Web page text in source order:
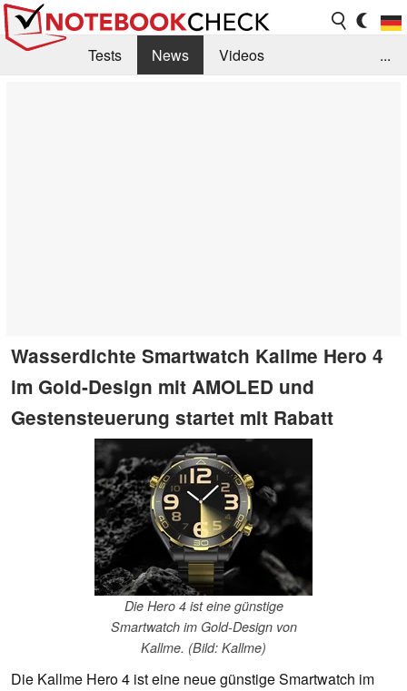
Tests News
Videos
...
Wasserdichte Smartwatch Kallme Hero 4
im Gold-Design mit AMOLED und
Gestensteuerung startet mit Rabatt
Die Hero 4 ist eine günstige
Smartwatch im Gold-Design von
Kallme. (Bild: Kallme)
Die Kallme Hero 4 ist eine neue günstige Smartwatch im